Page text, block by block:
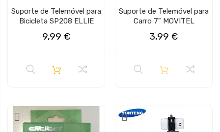
Suporte de Telemóvel para
Bicicleta SP208 ELLIE
9,99 €
Suporte de Telemóvel para
Carro 7" MOVITEL
3,99 €